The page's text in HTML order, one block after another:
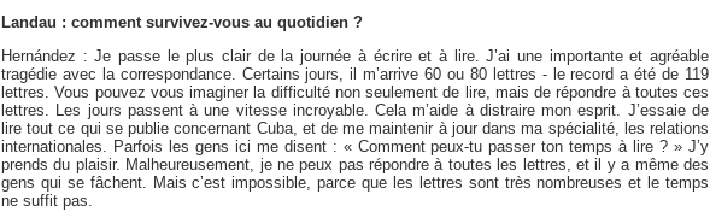
Landau : comment survivez-vous au quotidien ?
Hernández : Je passe le plus clair de la journée à écrire et à lire. J’ai une importante et agréable
tragédie avec la correspondance. Certains jours, il m’arrive 60 ou 80 lettres - le record a été de 119
lettres. Vous pouvez vous imaginer la difficulté non seulement de lire, mais de répondre à toutes ces
lettres. Les jours passent à une vitesse incroyable. Cela m’aide à distraire mon esprit. J’essaie de
lire tout ce qui se publie concernant Cuba, et de me maintenir à jour dans ma spécialité, les relations
internationales. Parfois les gens ici me disent : « Comment peux-tu passer ton temps à lire ? » J’y
prends du plaisir. Malheureusement, je ne peux pas répondre à toutes les lettres, et il y a même des
gens qui se fâchent. Mais c’est impossible, parce que les lettres sont très nombreuses et le temps
ne suffit pas.